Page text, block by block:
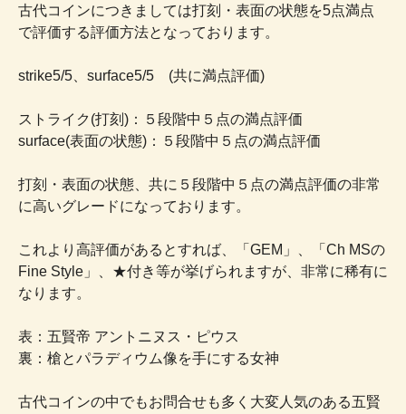
古代コインにつきましては打刻・表面の状態を5点満点
で評価する評価方法となっております。
strike5/5、surface5/5 (共に満点評価)
ストライク(打刻)：５段階中５点の満点評価
surface(表面の状態)：５段階中５点の満点評価
打刻・表面の状態、共に５段階中５点の満点評価の非常
に高いグレードになっております。
これより高評価があるとすれば、「GEM」、「Ch MSの
Fine Style」、★付き等が挙げられますが、非常に稀有に
なります。
表：五賢帝 アントニヌス・ピウス
裏：槍とパラディウム像を手にする女神
古代コインの中でもお問合せも多く大変人気のある五賢